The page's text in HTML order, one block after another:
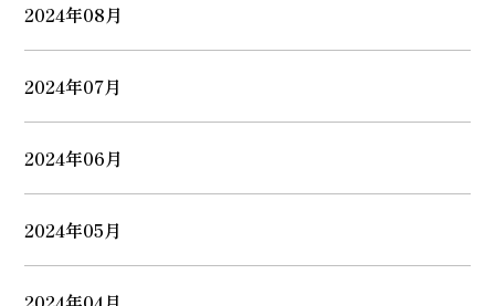
2024年08月
2024年07月
2024年06月
2024年05月